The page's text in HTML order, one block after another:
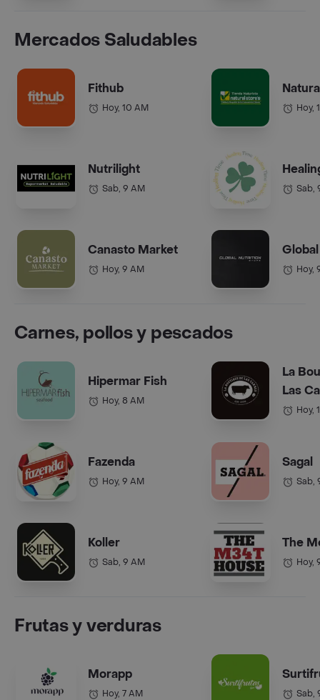
Mercados Saludables
Fithub
Hoy, 10 AM
Nutrilight
Sab, 9 AM
Canasto Market
Hoy, 9 AM
Hoy,
Sab,
Hoy,
Carnes, pollos y pescados
Hipermar Fish
Hoy, 8 AM
Fazenda
Hoy, 9 AM
Koller
Sab, 9 AM
La
Las
Hoy,
Sagal
Sab,
The
Hoy,
Frutas y verduras
Morapp
Hoy, 7 AM Sab,